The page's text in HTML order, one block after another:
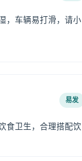
，车辆易打滑，请小
易发
食卫生，合理搭配饮